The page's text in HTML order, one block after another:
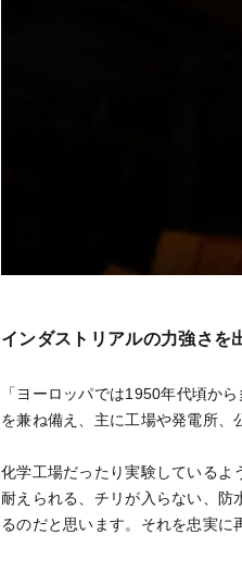
インダストリアルの力強さを
「ヨーロッパでは1950年代頃か
を兼ね備え、主に工場や発電所、
化学工場だったり実験しているよ
耐えられる、チリが入らない、防
るのだと思います。それを忠実に